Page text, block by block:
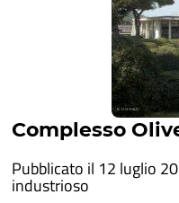
Complesso
Pubblicato il 12 luglio
industrioso